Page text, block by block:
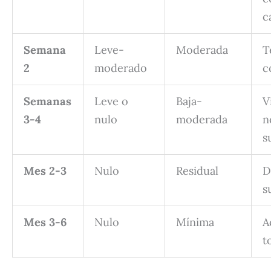
Semana
2
Leve-
moderado
Moderada
Semanas
3-4
Leve o
nulo
Baja-
moderada
Mes 2-3 Nulo Residual
Mes 3-6 Nulo Mínima